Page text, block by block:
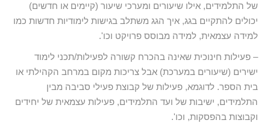
של התלמידים, אילו שיעורים ומערכי שיעור (קיימים או חדשים)
יכולים להתקיים בגג, איך הגג משתלב בגישות לימודיות חדשות כמו
למידה עצמאית, למידה מבוסס פרויקט וכו'.
– פעילות חינוכית שאינה בהכרח קשורה לפעילות/תכני לימוד
ישירים (שיעורים במערכת) אבל צריכות מקום במרחב הקהילתי או
בית הספר. לדוגמא, פעילות של קבוצת פעילי סביבה מבין
התלמידים, ישיבות של ועד התלמידים, פעילות עצמאית של יחידים
וקבוצות בהפסקות, וכו'.